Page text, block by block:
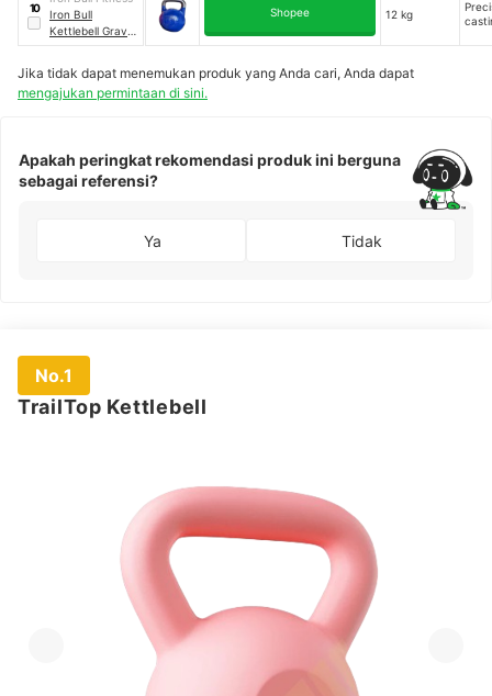
10
Iron Bull
Kettlebell Gravity
Casting
Color
Shopee 12 kg
Jika tidak dapat menemukan produk yang Anda cari, Anda dapat
mengajukan permintaan di sini.
Apakah peringkat rekomendasi produk ini berguna
sebagai referensi?
Ya Tidak
No.1
TrailTop Kettlebell